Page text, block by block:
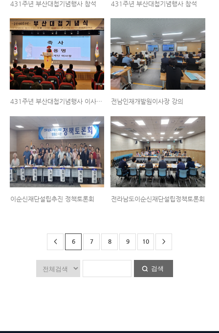
431주년 부산대첩기념행사 참석 431주년 부산대첩기념행사 참석
431주년 부산대첩기념행사 이사장축사 전남인재개발원이사장 강의
이순신재단설립추진 정책토론회 전라남도이순신재단설립정책토론회
< 6 7 8 9 10 >
검색